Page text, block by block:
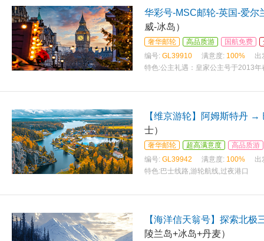
华彩号-MSC邮轮-英国-爱尔
威-冰岛）
奢华邮轮 高品质游 国航免费
编号: GL39910 满意度: 100%
出
特色:公主礼遇：皇家公主号于2013
【维京游轮】阿姆斯特丹 →
士）
奢华邮轮 超高满意度
高品质游
编号: GL39942 满意度: 100%
出
特色: 巴士线路,游轮航线,过夜港口
【海洋信天翁号】探索北极
陵兰岛+冰岛+丹麦）